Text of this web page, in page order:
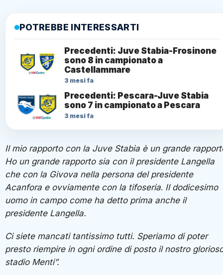
POTREBBE INTERESSARTI
Precedenti: Juve Stabia-Frosinone
sono 8 in campionato a
Castellammare
3 mesi fa
Precedenti: Pescara-Juve Stabia
sono 7 in campionato a Pescara
3 mesi fa
Il mio rapporto con la Juve Stabia è un grande
Ho un grande rapporto sia con il presidente Langella
che con la Givova nella persona del presidente
Acanfora e ovviamente con la tifoseria. Il dodicesimo
uomo in campo come ha detto prima anche il
presidente Langella.
Ci siete mancati tantissimo tutti. Speriamo di poter
presto riempire in ogni ordine di posto il nostro
stadio Menti”.